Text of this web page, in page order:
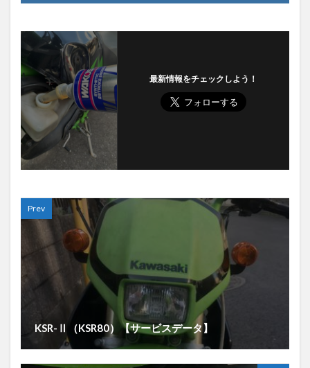
最新情報をチェックしよう！
Prev
KSR-Ⅱ（KSR80）【サービスデータ】